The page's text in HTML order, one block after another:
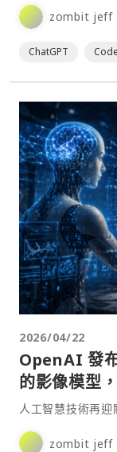
zombit jeff
ChatGPT
2026/04/22
OpenAI 發
的影像模型
人工智慧技術再
zombit jeff